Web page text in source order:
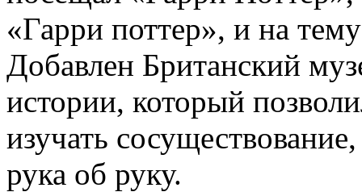
«Гарри поттер», и на
Добавлен Британский
истории, который
изучать
рука об руку.